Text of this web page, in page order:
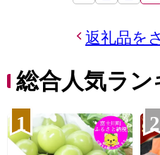
返礼品を
総合人気ラン
1 2